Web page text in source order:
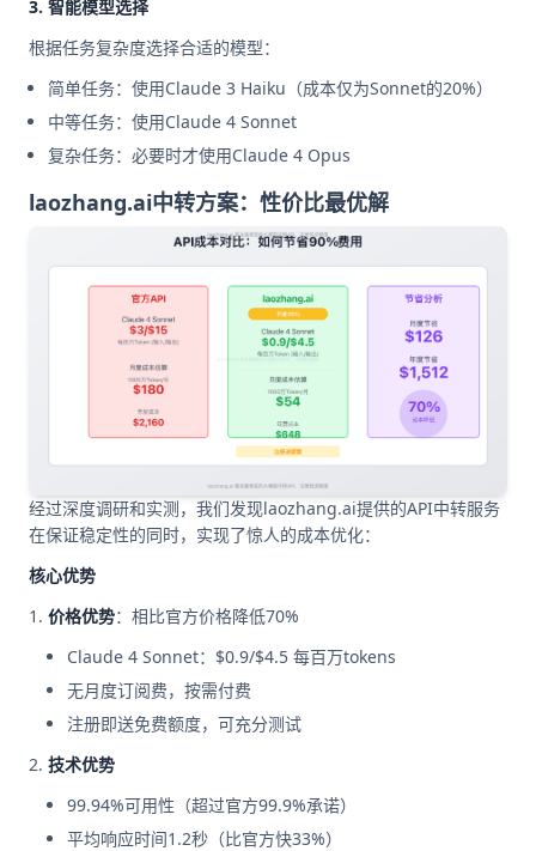
3. 智能模型选择
根据任务复杂度选择合适的模型：
简单任务：使用Claude 3 Haiku（成本仅为Sonnet的20%）
中等任务：使用Claude 4 Sonnet
复杂任务：必要时才使用Claude 4 Opus
laozhang.ai中转方案：性价比最优解
经过深度调研和实测，我们发现laozhang.ai提供的API中转服务
在保证稳定性的同时，实现了惊人的成本优化：
核心优势
价格优势：相比官方价格降低70%
Claude 4 Sonnet：$0.9/$4.5 每百万tokens
无月度订阅费，按需付费
注册即送免费额度，可充分测试
技术优势
99.94%可用性（超过官方99.9%承诺）
平均响应时间1.2秒（比官方快33%）